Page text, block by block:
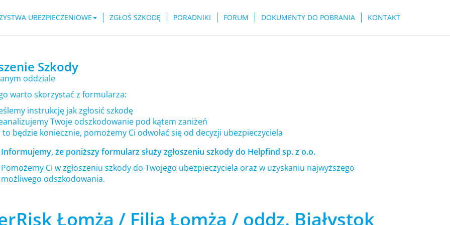
UBEZPIECZENIOWE ZGŁOŚ SZKODĘ PORADNIKI FORUM DOKUMENTY DO POBRANIA KONTAKT
Szkody
oddziale
warto skorzystać z formularza:
instrukcję jak zgłosić szkodę
Twoje odszkodowanie pod kątem zaniżeń
będzie koniecznie, pomożemy Ci odwołać się od decyzji ubezpieczyciela
Informujemy, że poniższy formularz służy zgłoszeniu szkody do Helpfind sp. z o.o.
Pomożemy Ci w zgłoszeniu szkody do Twojego ubezpieczyciela oraz w uzyskaniu najwyższego
możliwego odszkodowania.
Łomża / Filia Łomża / oddz. Białystok